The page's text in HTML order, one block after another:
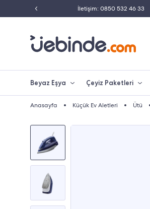
İletişim: 0850 532 46 33
Beyaz Eşya Çeyiz Paketleri
Anasayfa Küçük Ev Aletleri Ütü